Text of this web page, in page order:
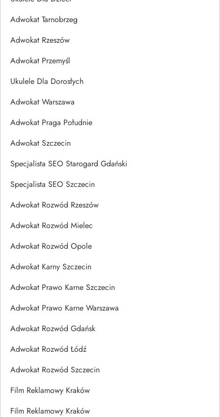
Adwokat Tarnobrzeg
Adwokat Rzeszów
Adwokat Przemyśl
Ukulele Dla Dorosłych
Adwokat Warszawa
Adwokat Praga Południe
Adwokat Szczecin
Specjalista SEO Starogard Gdański
Specjalista SEO Szczecin
Adwokat Rozwód Rzeszów
Adwokat Rozwód Mielec
Adwokat Rozwód Opole
Adwokat Karny Szczecin
Adwokat Prawo Karne Szczecin
Adwokat Prawo Karne Warszawa
Adwokat Rozwód Gdańsk
Adwokat Rozwód Łódź
Adwokat Rozwód Szczecin
Film Reklamowy Kraków
Film Reklamowy Kraków